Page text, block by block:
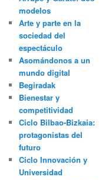
modelos
Arte y parte en la
sociedad del
espectáculo
Asomándonos a un
mundo digital
Begiradak
Bienestar y
competitividad
Ciclo Bilbao-Bizkaia:
protagonistas del
futuro
Ciclo Innovación y
Universidad